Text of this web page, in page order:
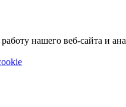
нашего веб-сайта и